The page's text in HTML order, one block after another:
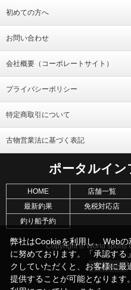
初めての方へ
お問い合わせ
会社概要（コーポレートサイト）
プライバシーポリシー
特定商取引について
古物営業法に基づく表記
ポータルイン
HOME 店舗一覧
最新釣果
免税対応店
釣り船予約
Copyright © World sports
弊社はCookieを利用し、Webの
に努めております。「承認する
クしていただくと、お客様に最
提供することが可能となります